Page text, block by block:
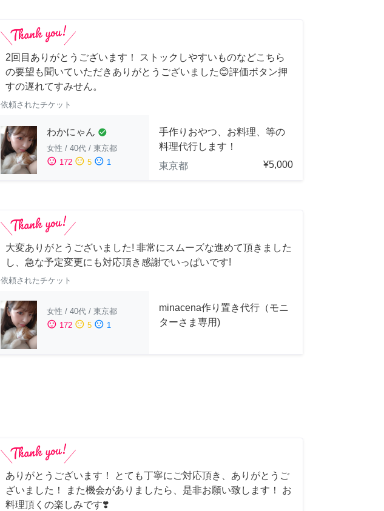
2回目ありがとうございます！ ストックしやすいものなどこちら
の要望も聞いていただきありがとうございました😊評価ボタン押
すの遅れてすみせん。
依頼されたチケット
わかにゃん check_circle
女性 / 40代 / 東京都
sentiment_satisfied 172 sentiment_neutral 5 sentiment_dissatisfied 1
手作りおやつ、お料理、等の
料理代行します！
東京都
¥5,000
大変ありがとうございました! 非常にスムーズな進めて頂きました
し、急な予定変更にも対応頂き感謝でいっぱいです!
依頼されたチケット
女性 / 40代 / 東京都
sentiment_satisfied 172 sentiment_neutral 5 sentiment_dissatisfied 1
minacena作り置き代行（モニ
ターさま専用)
ありがとうございます！ とても丁寧にご対応頂き、ありがとうご
ざいました！ また機会がありましたら、是非お願い致します！ お
料理頂くの楽しみです❣️